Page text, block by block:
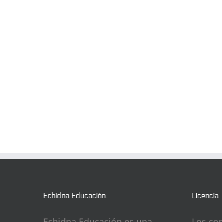
Echidna Educación: Licencia